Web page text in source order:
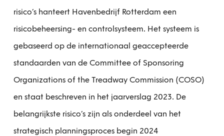
risico’s hanteert Havenbedrijf Rotterdam een
risicobeheersing- en controlsysteem. Het systeem is
gebaseerd op de internationaal geaccepteerde
standaarden van de Committee of Sponsoring
Organizations of the Treadway Commission (COSO)
en staat beschreven in het jaarverslag 2023. De
belangrijkste risico’s zijn als onderdeel van het
strategisch planningsproces begin 2024